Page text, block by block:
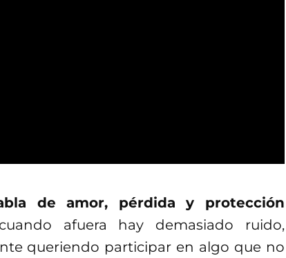
de amor, pérdida y protección
afuera hay demasiado ruido,
queriendo participar en algo que no